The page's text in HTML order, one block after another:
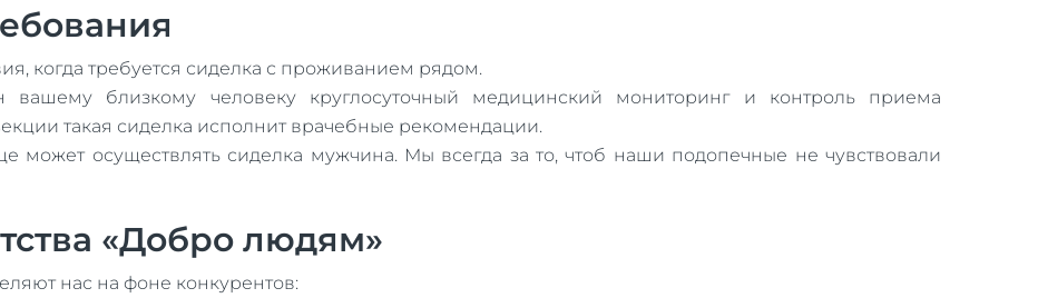
когда требуется сиделка с проживанием рядом.
вашему близкому человеку круглосуточный медицинский мониторинг и контроль приема
такая сиделка исполнит врачебные рекомендации.
осуществлять сиделка мужчина. Мы всегда за то, чтоб наши подопечные не чувствовали
«Добро людям»
нас на фоне конкурентов: